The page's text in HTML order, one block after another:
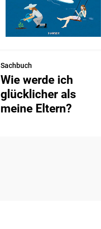
Sachbuch
Wie werde ich
glücklicher als
meine Eltern?